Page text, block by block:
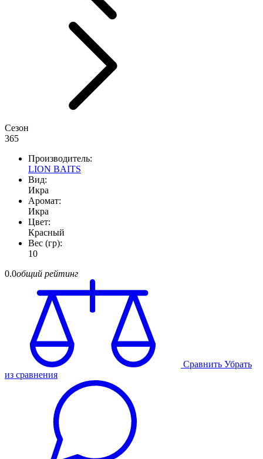
Сезон
365
Производитель:
LION BAITS
Вид:
Икра
Аромат:
Икра
Цвет:
Красный
Вес (гр):
10
0.0общий рейтинг
Cравнить Убрать
из сравнения